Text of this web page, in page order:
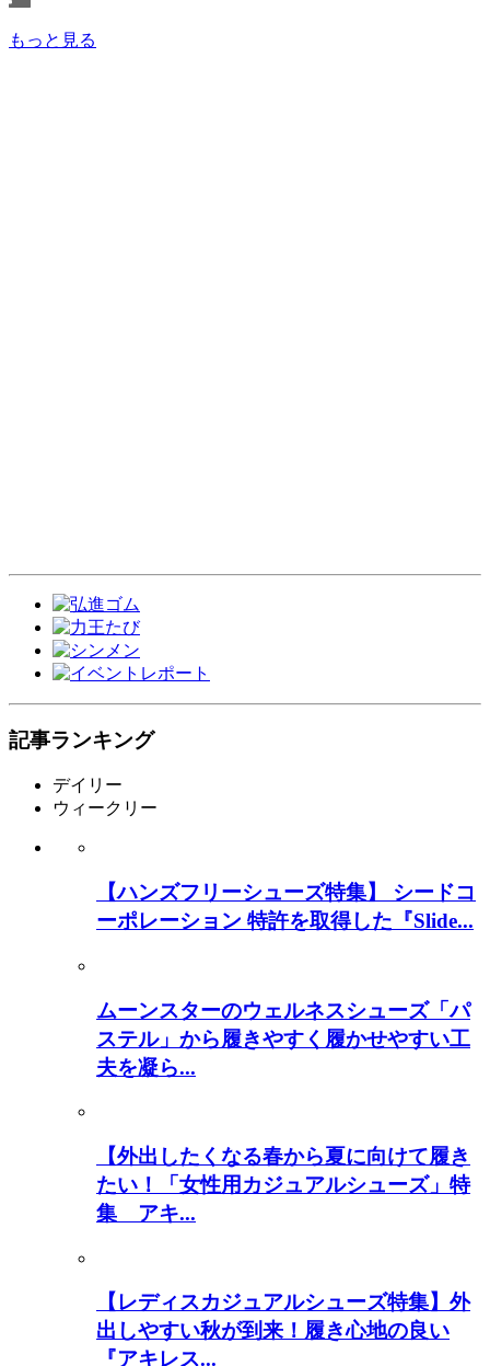
もっと見る
記事ランキング
デイリー
ウィークリー
【ハンズフリーシューズ特集】 シードコ
ーポレーション 特許を取得した『Slide...
ムーンスターのウェルネスシューズ「パ
ステル」から履きやすく履かせやすい工
夫を凝ら...
【外出したくなる春から夏に向けて履き
たい！「女性用カジュアルシューズ」特
集 アキ...
【レディスカジュアルシューズ特集】外
出しやすい秋が到来！履き心地の良い
『アキレス...